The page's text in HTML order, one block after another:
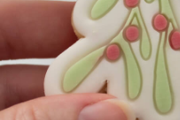
op
Maatwerk